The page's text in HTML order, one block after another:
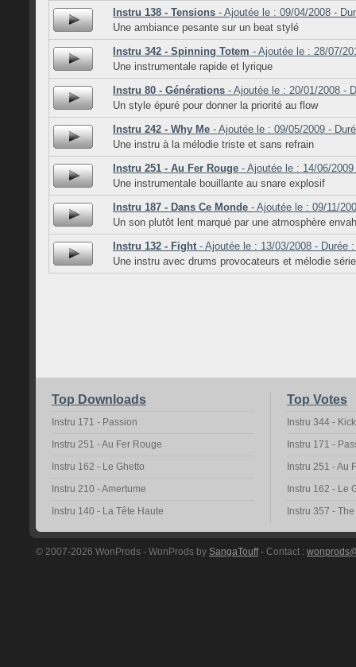
Instru 138 - Tensions - Ajoutée le : 09/04/2008 -
Une ambiance pesante sur un beat stylé
Instru 342 - Spinning Totem - Ajoutée le : 28/07/
Une instrumentale rapide et lyrique
Instru 80 - Générations - Ajoutée le : 20/01/2008 -
Un style épuré pour donner la priorité au flow
Instru 242 - Why Me - Ajoutée le : 09/05/2009 -
Une instru à la mélodie triste et sans refrain
Instru 251 - Au Fer Rouge - Ajoutée le : 14/06/
Une instrumentale bouillante au snare explosif
Instru 187 - Dans Ce Monde - Ajoutée le : 09/11/
Un son plutôt lent marqué par une atmosphère
Instru 132 - Fight - Ajoutée le : 13/03/2008 - Durée
Une instru avec drums provocateurs et mélodie
Top Downloads
Instru 171 - Passion
Instru 251 - Au Fer Rouge
Instru 162 - Le Ghetto
Instru 210 - Amertume
Instru 140 - La Tête Haute
Top Votes
Instru 344 -
Instru 171 -
Instru 251 - Au
Instru 162 - Le
Instru 357 -
© 2007-2026 WonProds - WonProds by SangaTouff- Contact :